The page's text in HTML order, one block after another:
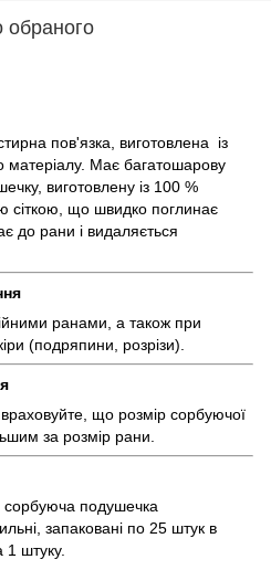
обраного
пов'язка, виготовлена із
матеріалу. Має багатошарову
виготовлену із 100 %
сіткою, що швидко поглинає
до рани і видаляється
ранами, а також при
(подряпини, розрізи).
що розмір сорбуючої
за розмір рани.
сорбуюча подушечка
запаковані по 25 штук в
1 штуку.